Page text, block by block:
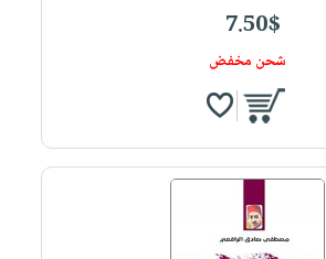
7.50$
شحن مخفض